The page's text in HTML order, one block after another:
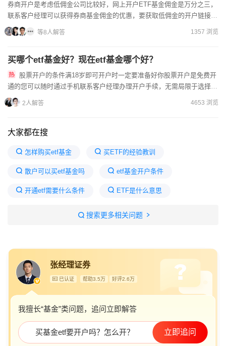
券商开户是考虑低佣金公司比较好，网上开户ETF基金佣金是万分之三，
联系客户经理可以获得券商基金佣金的优惠，要获取低佣金的开户链接，
您需要与客户经理进行沟通交流，一人可以开通3个账户，身...
等8人解答 1357 浏览
买哪个etf基金好？现在etf基金哪个好？
通的您可以随时通过手机联系客户经理办理开户手续，无需局限于选择当
地的券商。注册-完善信息-人脸识别-绑定银行卡-风险测评-...
2人解答 4653 浏览
大家都在搜
怎样购买etf基金 买ETF的经验教训
散户可以买etf基金吗 etf基金开户条件
开通etf需要什么条件 ETF是什么意思
etf基金和普通基金区别 为什么etf基金买不了
搜索更多相关问题
张经理证券
已认证 帮助3.5万 好评2.6万
我擅长“基金”类问题，追问立即解答
买基金etf要开户吗？怎么开？ 立即追问